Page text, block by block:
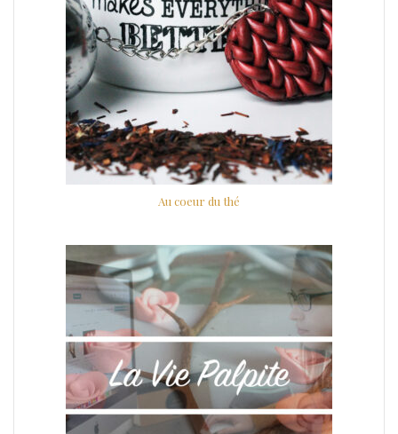
Au coeur du thé